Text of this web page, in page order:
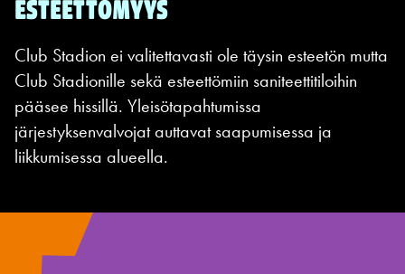
ESTEETTÖMYYS
Club Stadion ei valitettavasti ole täysin esteetön mutta
Club Stadionille sekä esteettömiin saniteettitiloihin
pääsee hissillä. Yleisötapahtumissa
järjestyksenvalvojat auttavat saapumisessa ja
liikkumisessa alueella.